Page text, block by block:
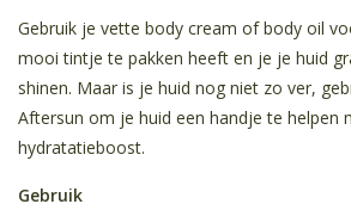
Gebruik je vette body cream of body oil
mooi tintje te pakken heeft en je je huid
shinen. Maar is je huid nog niet zo ver,
Aftersun om je huid een handje te helpen
hydratatieboost.
Gebruik